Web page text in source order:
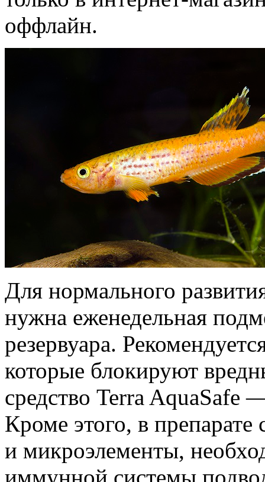
оффлайн.
Для нормального
нужна еженедельная
резервуара.
которые блокируют
средство Terra AquaSafe
Кроме этого, в
и микроэлементы,
иммунной системы